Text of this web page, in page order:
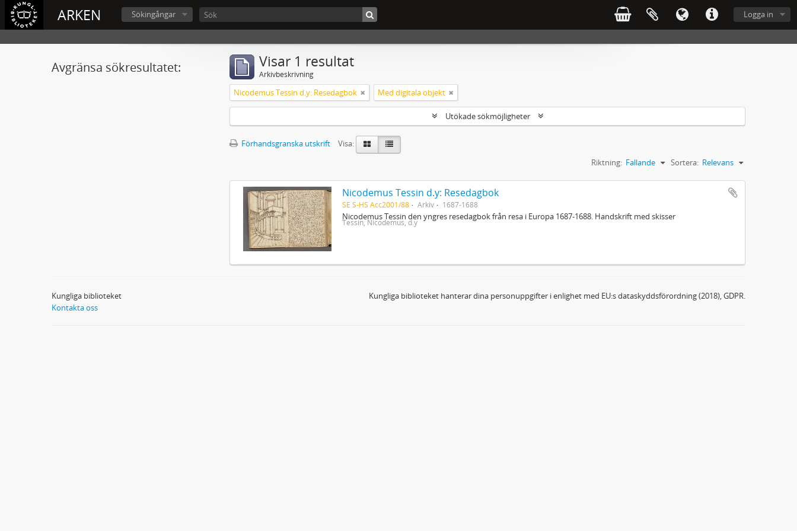
ARKEN Logga in
Sökingångar
Avgränsa sökresultatet: Visar 1 resultat
Arkivbeskrivning
Nicodemus Tessin d.y: Resedagbok Med digitala objekt
Utökade sökmöjligheter
Förhandsgranska utskrift
Visa:
Sortera: Relevans
Riktning: Fallande
Nicodemus Tessin d.y: Resedagbok
SE S-HS Acc2001/88 Arkiv 1687-1688
Nicodemus Tessin den yngres resedagbok från resa i Europa 1687-1688. Handskrift med skisser
Tessin, Nicodemus, d.y
Kungliga biblioteket
Kontakta oss
Kungliga biblioteket hanterar dina personuppgifter i enlighet med EU:s dataskyddsförordning (2018), GDPR.